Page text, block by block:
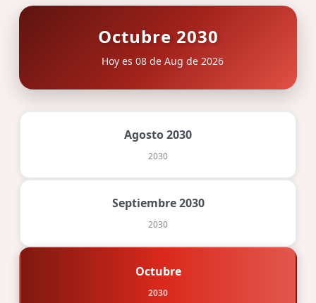
Octubre 2030
Hoy es 08 de Aug de 2026
Agosto 2030
2030
Septiembre 2030
2030
Octubre
2030